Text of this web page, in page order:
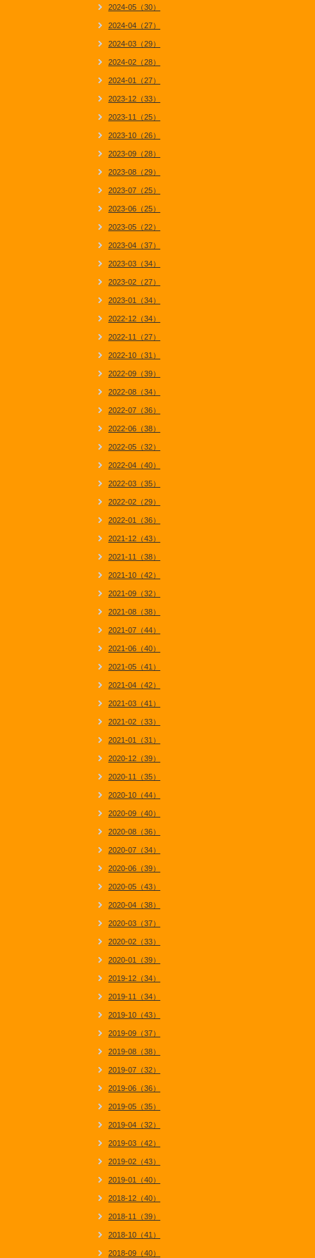
2024-05（30）
2024-04（27）
2024-03（29）
2024-02（28）
2024-01（27）
2023-12（33）
2023-11（25）
2023-10（26）
2023-09（28）
2023-08（29）
2023-07（25）
2023-06（25）
2023-05（22）
2023-04（37）
2023-03（34）
2023-02（27）
2023-01（34）
2022-12（34）
2022-11（27）
2022-10（31）
2022-09（39）
2022-08（34）
2022-07（36）
2022-06（38）
2022-05（32）
2022-04（40）
2022-03（35）
2022-02（29）
2022-01（36）
2021-12（43）
2021-11（38）
2021-10（42）
2021-09（32）
2021-08（38）
2021-07（44）
2021-06（40）
2021-05（41）
2021-04（42）
2021-03（41）
2021-02（33）
2021-01（31）
2020-12（39）
2020-11（35）
2020-10（44）
2020-09（40）
2020-08（36）
2020-07（34）
2020-06（39）
2020-05（43）
2020-04（38）
2020-03（37）
2020-02（33）
2020-01（39）
2019-12（34）
2019-11（34）
2019-10（43）
2019-09（37）
2019-08（38）
2019-07（32）
2019-06（36）
2019-05（35）
2019-04（32）
2019-03（42）
2019-02（43）
2019-01（40）
2018-12（40）
2018-11（39）
2018-10（41）
2018-09（40）